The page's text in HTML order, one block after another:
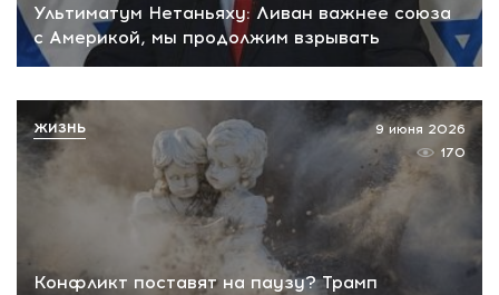
Ультиматум Нетаньяху: Ливан важнее союза
с Америкой, мы продолжим взрывать
Конфликт поставят на паузу? Трамп
9 июня 2026
170
ЖИЗНЬ